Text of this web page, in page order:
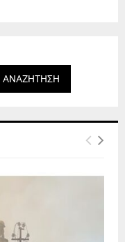
ΑΝΑΖΉΤΗΣΗ